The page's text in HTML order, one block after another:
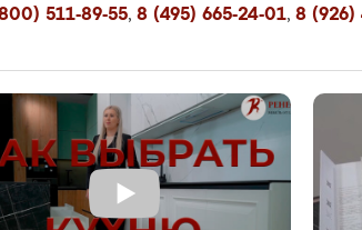
511-89-55, 8 (495) 665-24-01, 8 (926)